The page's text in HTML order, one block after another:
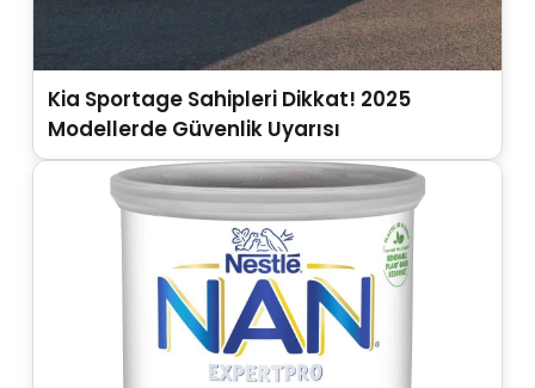
Kia Sportage Sahipleri Dikkat! 2025
Modellerde Güvenlik Uyarısı